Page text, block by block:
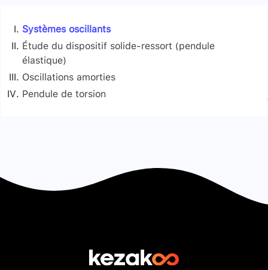
Systèmes oscillants
Étude du dispositif solide-ressort (pendule
élastique)
Étude expérimentale
Étude dynamique
constantes d'intégration
xm\mathbf{x}_{\mathrm{m}}xm​ et φ\varphiφ
Oscillations amorties
Oscillations avec des frottements fluides
Pendule de torsion